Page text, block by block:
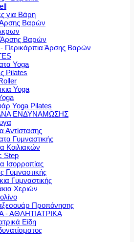
για Βάρη
Άρσης Βαρών
Βαρών
- Περικάρπια Άρσης Βαρών
Yoga
Pilates
Yoga
Yoga Pilates
ΕΝΔΥΝΑΜΩΣΗΣ
Αντίστασης
Γυμναστικής
Κοιλιακών
Step
Ισορροπίας
Γυμναστικής
Γυμναστικής
Χεριών
Προπόνησης
- ΑΘΛΗΤΙΑΤΡΙΚΑ
Είδη